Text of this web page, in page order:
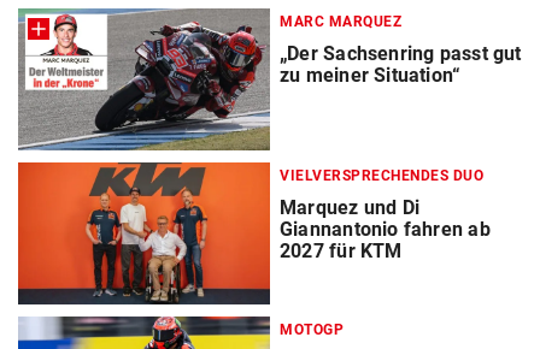
MARC MARQUEZ
„Der Sachsenring passt gut
zu meiner Situation“
VIELVERSPRECHENDES DUO
Marquez und Di
Giannantonio fahren ab
2027 für KTM
MOTOGP